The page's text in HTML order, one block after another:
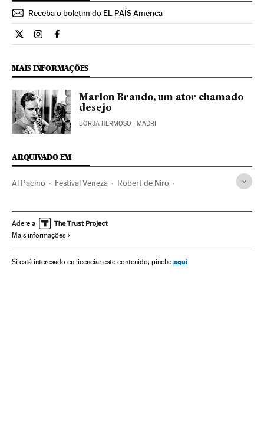
Receba o boletim do EL PAÍS América
Cultura El País Brasil en Twitter
Cultura El País Brasil en Instagram
Cultura El País Brasil en Facebook
MAIS INFORMAÇÕES
Marlon Brando, um ator chamado
desejo
BORJA HERMOSO | MADRI
ARQUIVADO EM
Al Pacino Festival Veneza Robert de Niro
Keith Richards Mick Jagger
Marlon Brando
Festivais Cinema Cultura
Adere a
Mais informações
Si está interesado en licenciar este contenido, pinche aquí